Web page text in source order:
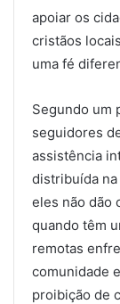
apoiar os
cristãos
uma fé
Segundo um
seguidores
assistência
distribuída
eles não dão
quando têm
remotas
comunidade
proibição de